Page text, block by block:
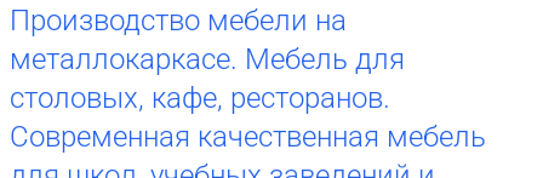
Производство мебели на
металлокаркасе. Мебель для
столовых, кафе, ресторанов.
Современная качественная мебель